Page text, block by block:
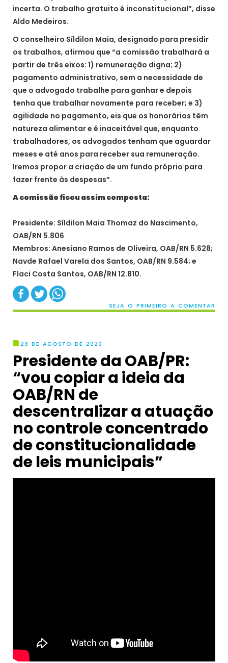
incerta. O trabalho gratuito é inconstitucional”, disse
Aldo Medeiros.
O conselheiro Síldilon Maia, designado para presidir
os trabalhos, afirmou que “a comissão trabalhará a
partir de três eixos: 1) remuneração digna; 2)
pagamento administrativo, sem a necessidade de
que o advogado trabalhe para ganhar e depois
tenha que trabalhar novamente para receber; e 3)
agilidade no pagamento, eis que os honorários têm
natureza alimentar e é inaceitável que, enquanto
trabalhadores, os advogados tenham que aguardar
meses e até anos para receber sua remuneração.
Iremos propor a criação de um fundo próprio para
fazer frente às despesas”.
A comissão ficou assim composta:
Presidente: Síldilon Maia Thomaz do Nascimento,
OAB/RN 5.806
Membros: Anesiano Ramos de Oliveira, OAB/RN 5.628;
Navde Rafael Varela dos Santos, OAB/RN 9.584; e
Flaci Costa Santos, OAB/RN 12.810.
SEJA O PRIMEIRO A COMENTAR
23 DE AGOSTO DE 2020
Presidente da OAB/PR:
“vou copiar a ideia da
OAB/RN de
descentralizar a atuação
no controle concentrado
de constitucionalidade
de leis municipais”